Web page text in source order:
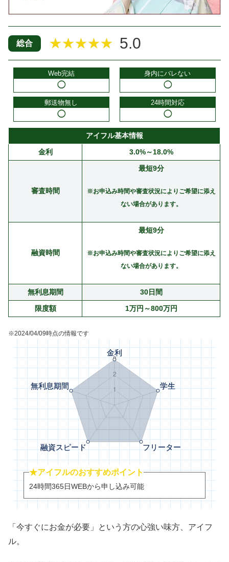
総合 ★★★★★ 5.0
Web完結
◯
身内にバレない
◯
郵送物無し
◯
24時間対応
◯
アイフル基本情報
金利
3.0%～18.0%
審査時間
最短9分
※お申込み時間や審査状況によりご希望に添え
ない場合があります。
融資時間
最短9分
※お申込み時間や審査状況によりご希望に添え
ない場合があります。
無利息期間
30日間
限度額
1万円～800万円
※2024/04/09時点の情報です
★アイフルのおすすめポイント
24時間365日WEBから申し込み可能
「今すぐにお金が必要」という方の心強い味方、アイフ
ル。